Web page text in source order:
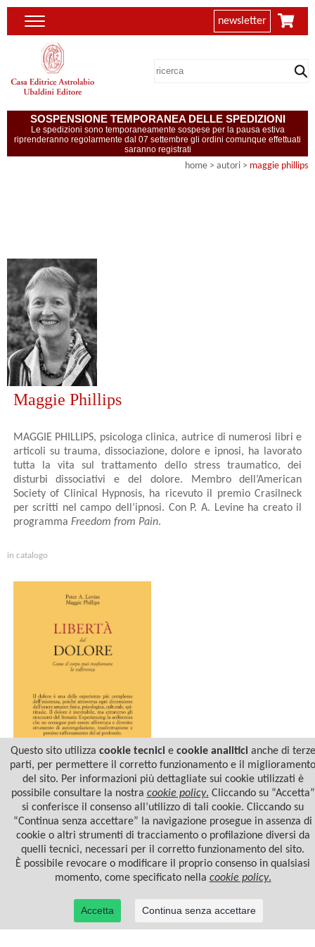
newsletter
SOSPENSIONE TEMPORANEA DELLE SPEDIZIONI
Le spedizioni sono temporaneamente sospese per la pausa estiva
riprenderanno regolarmente dal 07 settembre gli ordini comunque effettuati
saranno registrati
home > autori > maggie phillips
Maggie Phillips
MAGGIE PHILLIPS, psicologa clinica, autrice di numerosi libri e
articoli su trauma, dissociazione, dolore e ipnosi, ha lavorato
tutta la vita sul trattamento dello stress traumatico, dei
disturbi dissociativi e del dolore. Membro dell’American
Society of Clinical Hypnosis, ha ricevuto il premio Crasilneck
per scritti nel campo dell’ipnosi. Con P. A. Levine ha creato il
programma Freedom from Pain.
in catalogo
LIBERTÀ DAL DOLORE
Questo sito utilizza cookie tecnicie cookie analiticianche di terze
parti, per permettere il corretto funzionamento e il miglioramento
del sito. Per informazioni più dettagliate sui cookie utilizzati è
possibile consultare la nostra cookie policy. Cliccando su “Accetta”
si conferisce il consenso all’utilizzo di tali cookie. Cliccando su
“Continua senza accettare” la navigazione prosegue in assenza di
cookie o altri strumenti di tracciamento o profilazione diversi da
quelli tecnici, necessari per il corretto funzionamento del sito.
È possibile revocare o modificare il proprio consenso in qualsiasi
momento, come specificato nella cookie policy.
Accetta Continua senza accettare